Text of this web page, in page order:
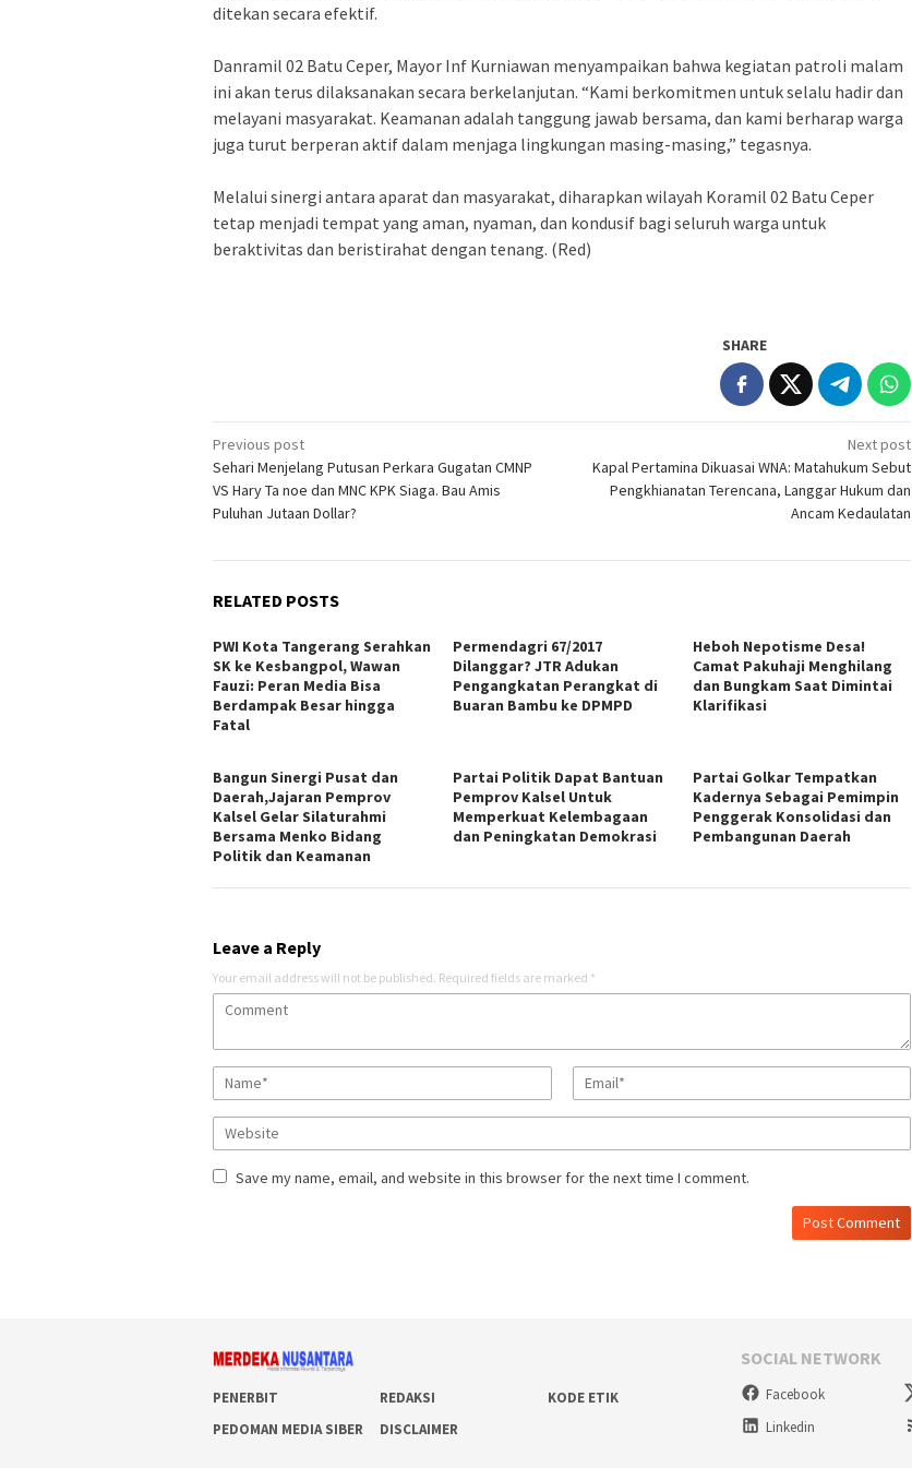
ditekan secara efektif.
‎Danramil 02 Batu Ceper, Mayor Inf Kurniawan menyampaikan bahwa kegiatan patroli malam
ini akan terus dilaksanakan secara berkelanjutan. “Kami berkomitmen untuk selalu hadir dan
melayani masyarakat. Keamanan adalah tanggung jawab bersama, dan kami berharap warga
juga turut berperan aktif dalam menjaga lingkungan masing-masing,” tegasnya.
‎Melalui sinergi antara aparat dan masyarakat, diharapkan wilayah Koramil 02 Batu Ceper
tetap menjadi tempat yang aman, nyaman, dan kondusif bagi seluruh warga untuk
beraktivitas dan beristirahat dengan tenang. (Red)
SHARE
Post
navigation
Previous post
Sehari Menjelang Putusan Perkara Gugatan CMNP
VS Hary Ta noe dan MNC KPK Siaga. Bau Amis
Puluhan Jutaan Dollar?
Next post
Kapal Pertamina Dikuasai WNA: Matahukum Sebut
Pengkhianatan Terencana, Langgar Hukum dan
Ancam Kedaulatan
RELATED POSTS
PWI Kota Tangerang Serahkan
SK ke Kesbangpol, Wawan
Fauzi: Peran Media Bisa
Berdampak Besar hingga
Fatal
Permendagri 67/2017
Dilanggar? JTR Adukan
Pengangkatan Perangkat di
Buaran Bambu ke DPMPD
Heboh Nepotisme Desa!
Camat Pakuhaji Menghilang
dan Bungkam Saat Dimintai
Klarifikasi
Bangun Sinergi Pusat dan
Daerah,Jajaran Pemprov
Kalsel Gelar Silaturahmi
Bersama Menko Bidang
Politik dan Keamanan
Partai Politik Dapat Bantuan
Pemprov Kalsel Untuk
Memperkuat Kelembagaan
dan Peningkatan Demokrasi
Partai Golkar Tempatkan
Kadernya Sebagai Pemimpin
Penggerak Konsolidasi dan
Pembangunan Daerah
Leave a Reply
Your email address will not be published. Required fields are marked *
Save my name, email, and website in this browser for the next time I comment.
PENERBIT REDAKSI
KODE ETIK
PEDOMAN MEDIA SIBER
DISCLAIMER
SOCIAL NETWORK
Facebook
Linkedin